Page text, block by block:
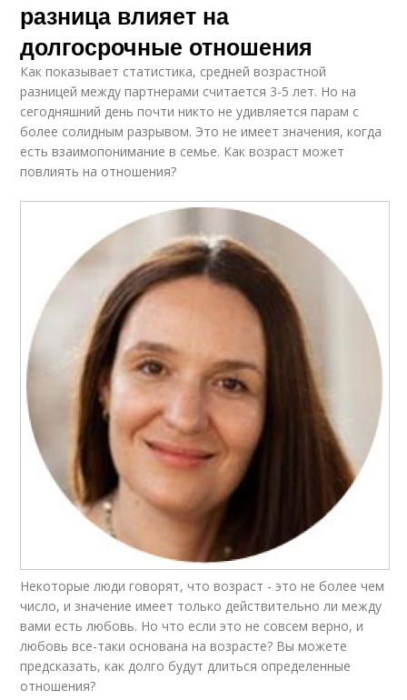
разница влияет на
долгосрочные отношения
Как показывает статистика, средней возрастной
разницей между партнерами считается 3-5 лет. Но на
сегодняшний день почти никто не удивляется парам с
более солидным разрывом. Это не имеет значения, когда
есть взаимопонимание в семье. Как возраст может
повлиять на отношения?
Некоторые люди говорят, что возраст - это не более чем
число, и значение имеет только действительно ли между
вами есть любовь. Но что если это не совсем верно, и
любовь все-таки основана на возрасте? Вы можете
предсказать, как долго будут длиться определенные
отношения?